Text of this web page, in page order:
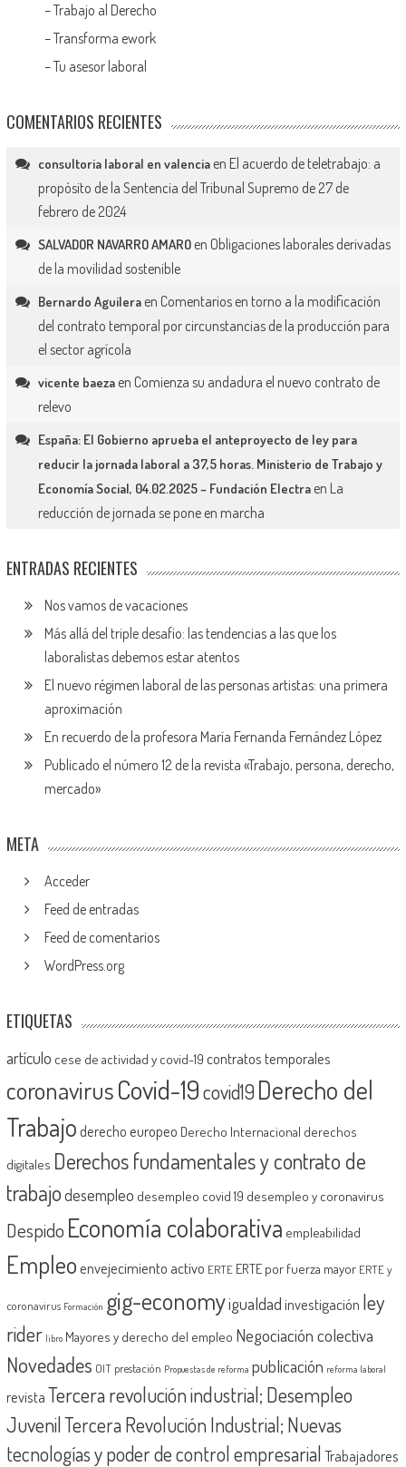
–Trabajo al Derecho
–Transforma ework
–Tu asesor laboral
COMENTARIOS RECIENTES
consultoria laboral en valenciaen El acuerdo de teletrabajo: a
propósito de la Sentencia del Tribunal Supremo de 27 de
febrero de 2024
SALVADOR NAVARRO AMAROen Obligaciones laborales derivadas
de la movilidad sostenible
Bernardo Aguileraen Comentarios en torno a la modificación
del contrato temporal por circunstancias de la producción para
el sector agrícola
vicente baezaen Comienza su andadura el nuevo contrato de
relevo
España: El Gobierno aprueba el anteproyecto de ley para
reducir la jornada laboral a 37,5 horas. Ministerio de Trabajo y
Economía Social, 04.02.2025 – Fundación Electraen La
reducción de jornada se pone en marcha
ENTRADAS RECIENTES
Nos vamos de vacaciones
Más allá del triple desafío: las tendencias a las que los
laboralistas debemos estar atentos
El nuevo régimen laboral de las personas artistas: una primera
aproximación
En recuerdo de la profesora María Fernanda Fernández López
Publicado el número 12 de la revista «Trabajo, persona, derecho,
mercado»
META
Acceder
Feed de entradas
Feed de comentarios
WordPress.org
ETIQUETAS
artículo cese de actividad y covid-19 contratos temporales
coronavirusCovid-19covid19 Derecho del
Trabajoderecho europeo Derecho Internacional derechos
digitales Derechos fundamentales y contrato de
trabajodesempleo desempleo covid 19 desempleo y coronavirus
Despido Economía colaborativa empleabilidad
Empleoenvejecimiento activo ERTE ERTE por fuerza mayor ERTE y
coronavirus Formación gig-economyigualdadinvestigación ley
rider libro Mayores y derecho del empleo Negociación colectiva
Novedades OIT prestación Propuestas de reforma publicación reforma laboral
revistaTercera revolución industrial; Desempleo
JuvenilTercera Revolución Industrial; Nuevas
tecnologías y poder de control empresarial Trabajadores